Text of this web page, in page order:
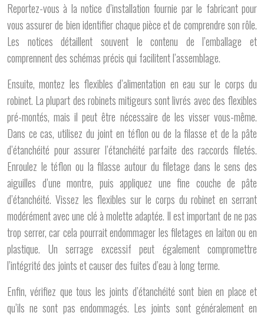
Reportez-vous à la notice d’installation fournie par le fabricant pour
vous assurer de bien identifier chaque pièce et de comprendre son rôle.
Les notices détaillent souvent le contenu de l’emballage et
comprennent des schémas précis qui facilitent l’assemblage.
Ensuite, montez les flexibles d’alimentation en eau sur le corps du
robinet. La plupart des robinets mitigeurs sont livrés avec des flexibles
pré-montés, mais il peut être nécessaire de les visser vous-même.
Dans ce cas, utilisez du joint en téflon ou de la filasse et de la pâte
d’étanchéité pour assurer l’étanchéité parfaite des raccords filetés.
Enroulez le téflon ou la filasse autour du filetage dans le sens des
aiguilles d’une montre, puis appliquez une fine couche de pâte
d’étanchéité. Vissez les flexibles sur le corps du robinet en serrant
modérément avec une clé à molette adaptée. Il est important de ne pas
trop serrer, car cela pourrait endommager les filetages en laiton ou en
plastique. Un serrage excessif peut également compromettre
l’intégrité des joints et causer des fuites d’eau à long terme.
Enfin, vérifiez que tous les joints d’étanchéité sont bien en place et
qu’ils ne sont pas endommagés. Les joints sont généralement en